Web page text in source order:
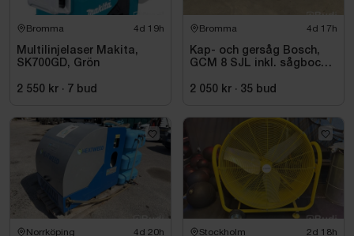
Bromma 4d 19h
Multilinjelaser Makita,
SK700GD, Grön
2 550 kr · 7 bud
Bromma 4d 17h
Kap- och gersåg Bosch,
GCM 8 SJL inkl. sågbock
2 050 kr · 35 bud
Norrköping 4d 20h Stockholm 2d 18h